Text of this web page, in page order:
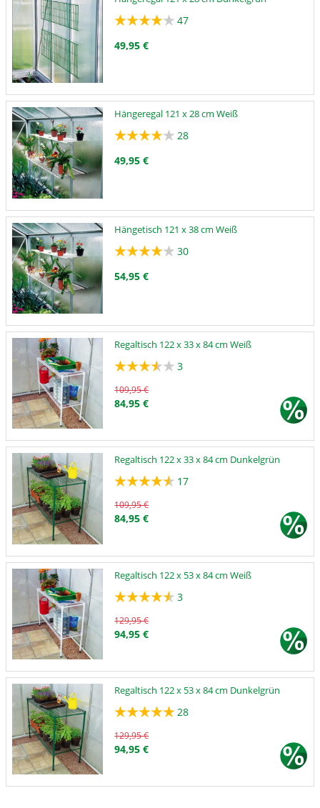
47
49,95 €
Hängeregal 121 x 28 cm Weiß
28
49,95 €
Hängetisch 121 x 38 cm Weiß
30
54,95 €
Regaltisch 122 x 33 x 84 cm Weiß
3
109,95 €
84,95 €
Regaltisch 122 x 33 x 84 cm Dunkelgrün
17
109,95 €
84,95 €
Regaltisch 122 x 53 x 84 cm Weiß
3
129,95 €
94,95 €
Regaltisch 122 x 53 x 84 cm Dunkelgrün
28
129,95 €
94,95 €